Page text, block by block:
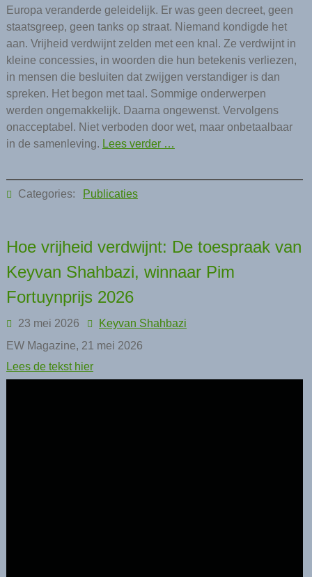
Europa veranderde geleidelijk. Er was geen decreet, geen
staatsgreep, geen tanks op straat. Niemand kondigde het
aan. Vrijheid verdwijnt zelden met een knal. Ze verdwijnt in
kleine concessies, in woorden die hun betekenis verliezen,
in mensen die besluiten dat zwijgen verstandiger is dan
spreken. Het begon met taal. Sommige onderwerpen
werden ongemakkelijk. Daarna ongewenst. Vervolgens
onacceptabel. Niet verboden door wet, maar onbetaalbaar
in de samenleving. Lees verder …
Categories: Publicaties
Hoe vrijheid verdwijnt: De toespraak van
Keyvan Shahbazi, winnaar Pim
Fortuynprijs 2026
23 mei 2026
Keyvan Shahbazi
EW Magazine, 21 mei 2026
Lees de tekst hier